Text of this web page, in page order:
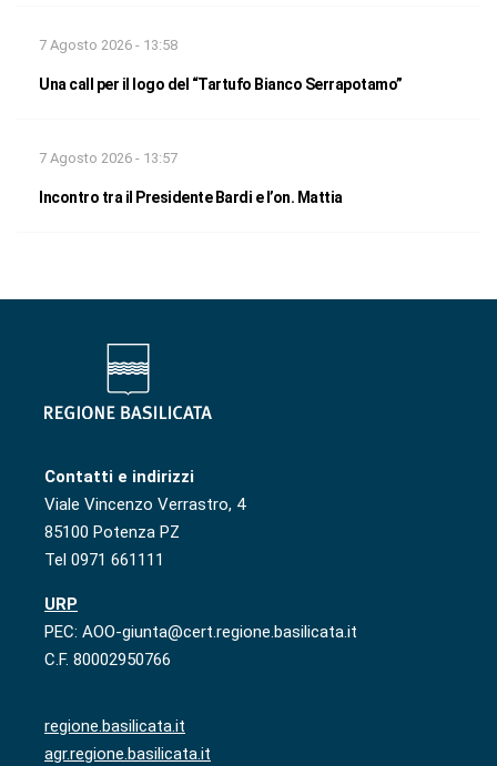
7 Agosto 2026 - 13:58
Una call per il logo del “Tartufo Bianco Serrapotamo”
7 Agosto 2026 - 13:57
Incontro tra il Presidente Bardi e l’on. Mattia
Contatti e indirizzi
Viale Vincenzo Verrastro, 4
85100 Potenza PZ
Tel 0971 661111
URP
PEC: AOO-giunta@cert.regione.basilicata.it
C.F. 80002950766
regione.basilicata.it
agr.regione.basilicata.it